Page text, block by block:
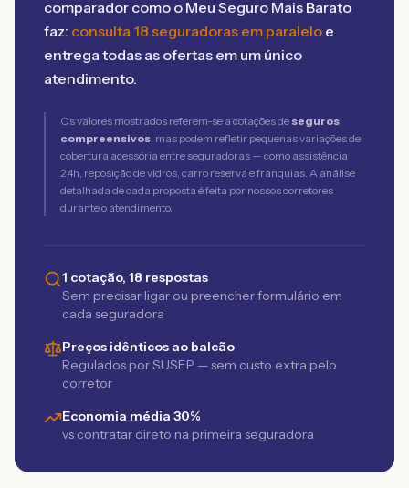
comparador como o Meu Seguro Mais Barato
faz: consulta 18 seguradoras em paralelo e
entrega todas as ofertas em um único
atendimento.
Os valores mostrados referem-se a cotações de seguros
compreensivos, mas podem refletir pequenas variações de
cobertura acessória entre seguradoras — como assistência
24h, reposição de vidros, carro reserva e franquias. A análise
detalhada de cada proposta é feita por nossos corretores
durante o atendimento.
1 cotação, 18 respostas
Sem precisar ligar ou preencher formulário em
cada seguradora
Preços idênticos ao balcão
Regulados por SUSEP — sem custo extra pelo
corretor
Economia média 30%
vs contratar direto na primeira seguradora